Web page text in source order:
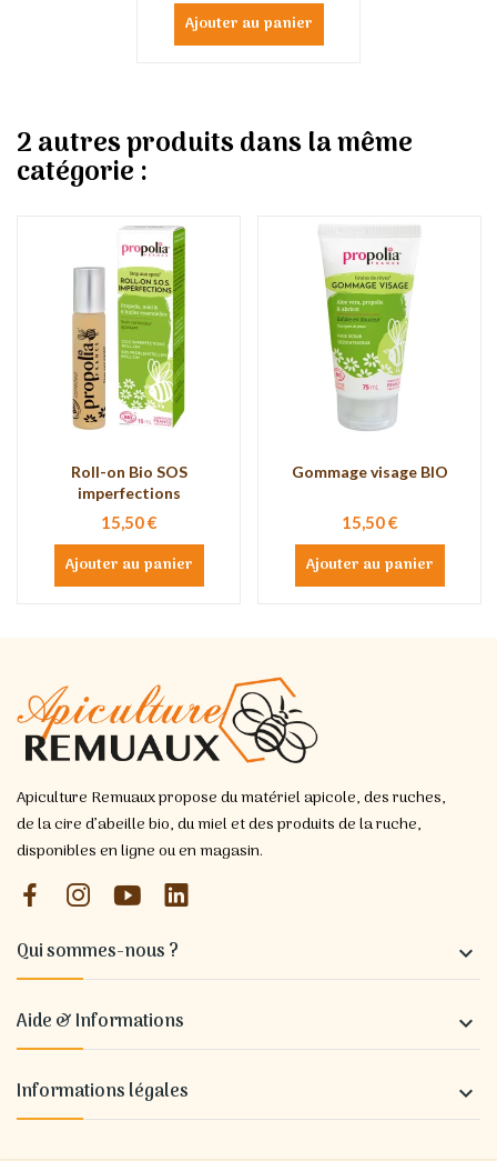
Ajouter au panier
2 autres produits dans la même
catégorie :
Roll-on Bio SOS
imperfections
15,50 €
Ajouter au panier
Gommage visage BIO
15,50 €
Ajouter au panier
Apiculture Remuaux propose du matériel apicole, des ruches,
de la cire d’abeille bio, du miel et des produits de la ruche,
disponibles en ligne ou en magasin.
Qui sommes-nous ? 
Aide & Informations 
Informations légales 